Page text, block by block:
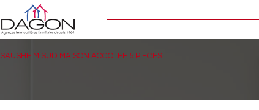
SAUSHEIM SUD MAISON ACCOLEE 5 PIECES